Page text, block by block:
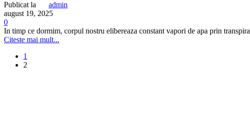
Publicat la
admin
august 19, 2025
0
In timp ce dormim, corpul nostru elibereaza constant vapori de apa prin
Citeste mai mult...
1
2